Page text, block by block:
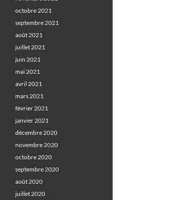
octobre 2021
septembre 2021
août 2021
juillet 2021
juin 2021
mai 2021
avril 2021
mars 2021
février 2021
janvier 2021
décembre 2020
novembre 2020
octobre 2020
septembre 2020
août 2020
juillet 2020